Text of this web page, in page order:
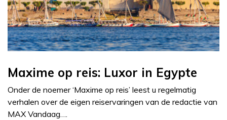
Maxime op reis: Luxor in Egypte
Onder de noemer ‘Maxime op reis’ leest u regelmatig
verhalen over de eigen reiservaringen van de redactie van
MAX Vandaag….